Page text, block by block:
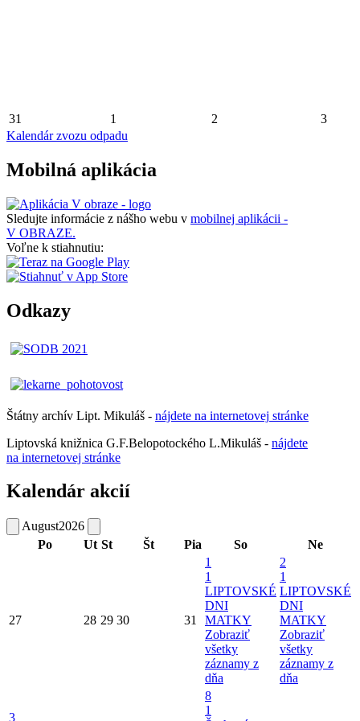
31 1 2
3
Kalendár zvozu odpadu
Mobilná aplikácia
Sledujte informácie z nášho webu v mobilnej aplikácii -
V OBRAZE.
Voľne k stiahnutiu:
Odkazy
Štátny archív Lipt. Mikuláš - nájdete na internetovej stránke
Liptovská knižnica G.F.Belopotockého L.Mikuláš - nájdete
na internetovej stránke
Kalendár akcií
August2026
Po
Ut St Št Pia So Ne
27 28 29 30 31
1
1
LIPTOVSKÉ
DNI
MATKY
Zobraziť
všetky
záznamy z
dňa
2
1
LIPTOVSKÉ
DNI
MATKY
Zobraziť
všetky
záznamy z
dňa
3
8
1